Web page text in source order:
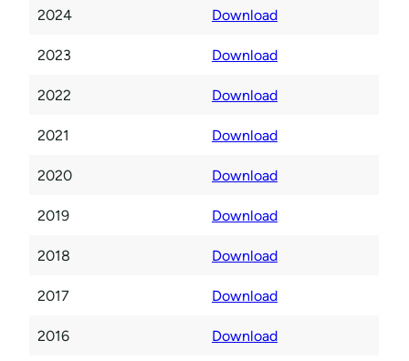
2024 Download
2023 Download
2022 Download
2021 Download
2020 Download
2019 Download
2018 Download
2017 Download
2016 Download